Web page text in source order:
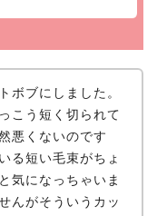
ボブにしました。
こう短く切られて
悪くないのです
る短い毛束がちょ
気になっちゃいま
んがそういうカッ